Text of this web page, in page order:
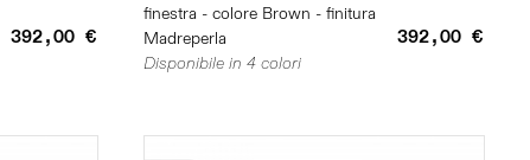
392,00 €
finestra - colore Brown - finitura
Madreperla
392,00 €
Disponibile in 4 colori